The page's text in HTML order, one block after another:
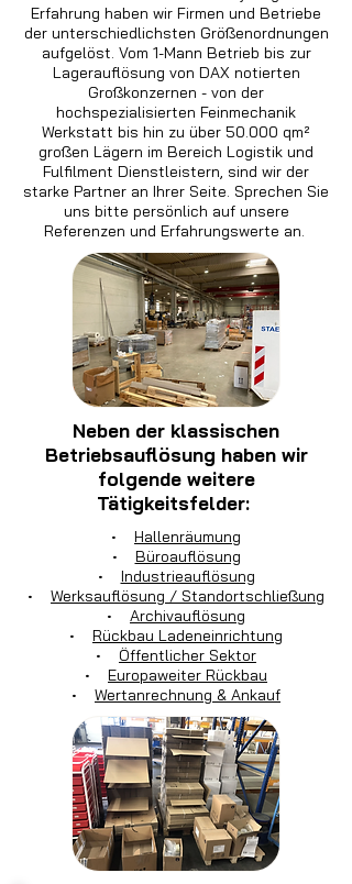
Erfahrung haben wir Firmen und Betriebe
der unterschiedlichsten Größenordnungen
aufgelöst. Vom 1-Mann Betrieb bis zur
Lagerauflösung von DAX notierten
Großkonzernen - von der
hochspezialisierten Feinmechanik
Werkstatt bis hin zu über 50.000 qm²
großen Lägern im Bereich Logistik und
Fulfilment Dienstleistern, sind wir der
starke Partner an Ihrer Seite. Sprechen Sie
uns bitte persönlich auf unsere
Referenzen und Erfahrungswerte an.
Neben der klassischen
Betriebsauflösung haben wir
folgende weitere
Tätigkeitsfelder:
• Hallenräumung
• Büroauflösung
• Industrieauflösung
• Werksauflösung / Standortschließung
• Archivauflösung
• Rückbau Ladeneinrichtung
• Öffentlicher Sektor
• Europaweiter Rückbau
• Wertanrechnung & Ankauf